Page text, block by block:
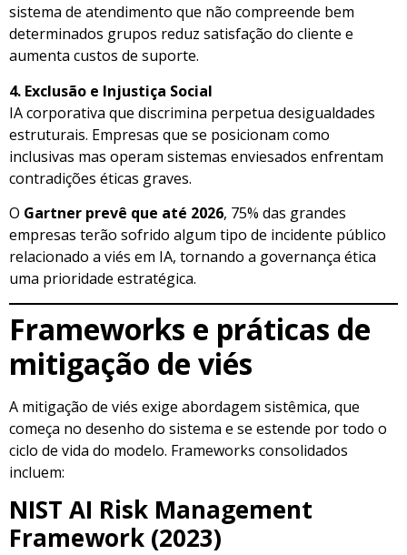
sistema de atendimento que não compreende bem
determinados grupos reduz satisfação do cliente e
aumenta custos de suporte.
4. Exclusão e Injustiça Social
IA corporativa que discrimina perpetua desigualdades
estruturais. Empresas que se posicionam como
inclusivas mas operam sistemas enviesados enfrentam
contradições éticas graves.
O Gartner prevê que até 2026, 75% das grandes
empresas terão sofrido algum tipo de incidente público
relacionado a viés em IA, tornando a governança ética
uma prioridade estratégica.
Frameworks e práticas de
mitigação de viés
A mitigação de viés exige abordagem sistêmica, que
começa no desenho do sistema e se estende por todo o
ciclo de vida do modelo. Frameworks consolidados
incluem:
NIST AI Risk Management
Framework (2023)